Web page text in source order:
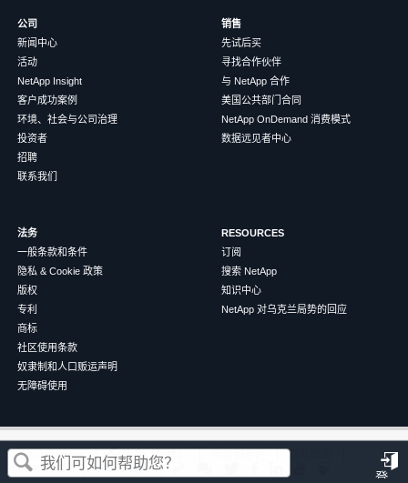
登
这篇文章对您有帮助吗？
公司
新闻中心
活动
NetApp Insight
客户成功案例
环境、社会与公司治理
投资者
招聘
联系我们
销售
先试后买
寻找合作伙伴
与 NetApp 合作
美国公共部门合同
NetApp OnDemand 消费模式
数据远见者中心
法务
一般条款和条件
隐私 & Cookie 政策
版权
专利
商标
社区使用条款
奴隶制和人口贩运声明
无障碍使用
RESOURCES
订阅
搜索 NetApp
知识中心
NetApp 对乌克兰局势的回应
©2026NetApp 中文（简体） 条款和条件
隐私政策
Cookie 政策
Cookie 设置